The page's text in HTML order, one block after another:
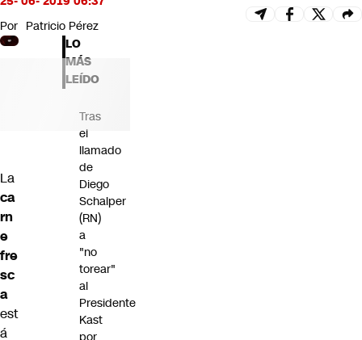
Por Patricio Pérez
La
ca
rn
e
fre
sc
a
est
á
LO
MÁS
LEÍDO
Tras
el
llamado
de
Diego
Schalper
(RN)
a
"no
torear"
al
Presidente
Kast
por